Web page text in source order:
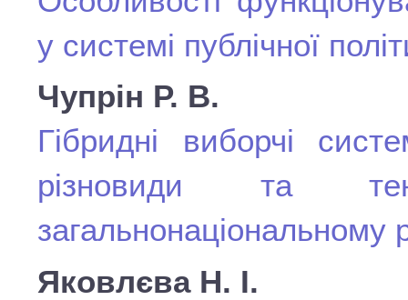
у системі публічної
Чупрін Р. В.
Гібридні виборчі
різновиди та
загальнонаціональному
Яковлєва Н. І.